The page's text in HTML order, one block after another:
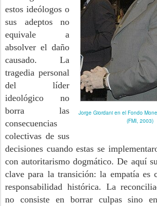
Jorge Giordani en el Fondo
(FMI, 2003)
estos ideólogos o
sus adeptos no
equivale a
absolver el daño
causado. La
tragedia personal
del líder
ideológico no
borra las
consecuencias
colectivas de sus
decisiones cuando estas se
con autoritarismo dogmático. De aquí
clave para la transición: la empatía es
responsabilidad histórica. La
no consiste en borrar culpas sino